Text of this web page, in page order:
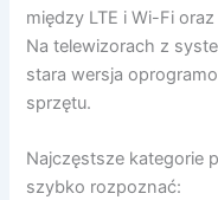
między LTE i Wi-Fi
Na telewizorach z
stara wersja
sprzętu.
Najczęstsze kategorie
szybko rozpoznać: